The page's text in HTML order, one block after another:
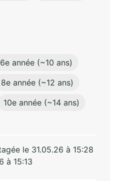
6e année (~10 ans)
8e année (~12 ans)
10e année (~14 ans)
le 31.05.26 à 15:28
à 15:13